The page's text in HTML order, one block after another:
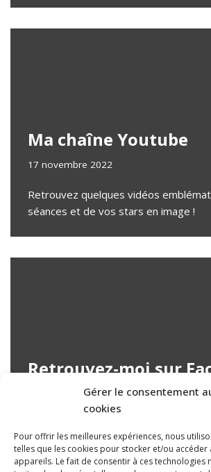
Gérer le consentement
cookies
Pour offrir les meilleures expériences, nous
telles que les cookies pour stocker et/ou
appareils. Le fait de consentir à ces technologies
Ma chaîne Youtube
17 novembre 2022
Retrouvez quelques vidéos
séances et de vos stars en image !
Retrouvez-moi sur
15 octobre 2022
retrouvez des contenus inédits